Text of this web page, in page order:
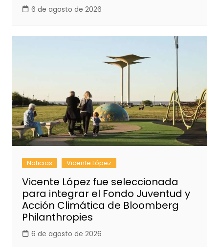
6 de agosto de 2026
Noticias Vicente López
Vicente López fue seleccionada
para integrar el Fondo Juventud y
Acción Climática de Bloomberg
Philanthropies
6 de agosto de 2026